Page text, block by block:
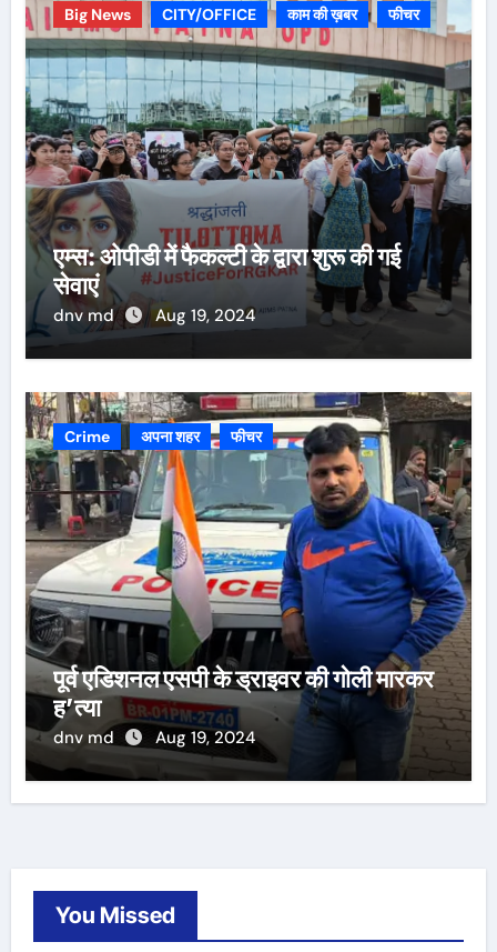
Big News CITY/OFFICE काम की ख़बर फीचर
एम्स: ओपीडी में फैकल्टी के द्वारा शुरू की गई
सेवाएं
dnv md Aug 19, 2024
Crime अपना शहर फीचर
पूर्व एडिशनल एसपी के ड्राइवर की गोली मारकर
ह’त्या
dnv md Aug 19, 2024
You Missed